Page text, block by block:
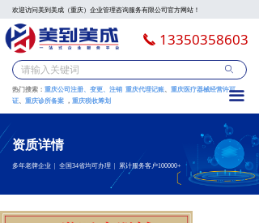
ꄙ
热门搜索： 重庆公司注册、变更、注销 重庆代理记账、 重庆医疗器械经营许可
证、 重庆诊所备案 ， 重庆税收筹划
欢迎访问美到美成（重庆）企业管理咨询服务有限公司官方网站！
끀
끅 13350358603
资质详情
多年老牌企业 | 全国34省均可办理 | 累计服务客户100000+